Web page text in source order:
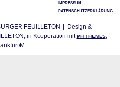
IMPRESSUM
DATENSCHUTZERKLÄRUNG
FEUILLETON | Design &
in Kooperation mitMH THEMES,
M.